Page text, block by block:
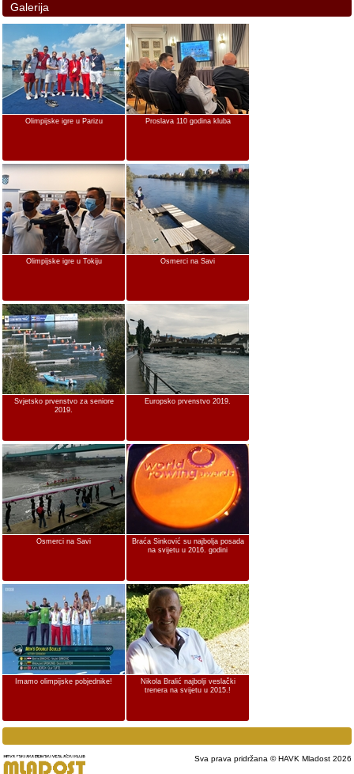
Galerija
Olimpijske igre u Parizu Proslava 110 godina kluba
Olimpijske igre u Tokiju Osmerci na Savi
Svjetsko prvenstvo za seniore
2019.
Europsko prvenstvo 2019.
Osmerci na Savi
Braća Sinković su najbolja posada
na svijetu u 2016. godini
Imamo olimpijske pobjednike!
Nikola Bralić najbolji veslački
trenera na svijetu u 2015.!
Sva prava pridržana © HAVK Mladost 2026